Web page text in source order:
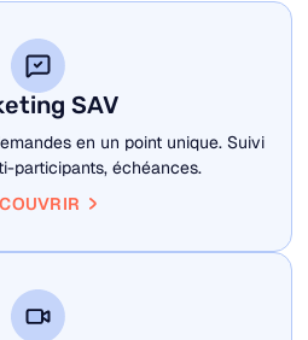
SAV
en un point unique. Suivi
participants, échéances.